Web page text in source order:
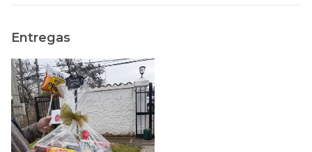
Entregas